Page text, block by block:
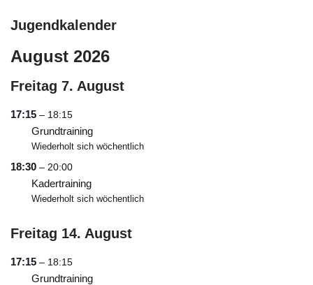
Jugendkalender
August 2026
Freitag 7. August
17:15 – 18:15
Grundtraining
Wiederholt sich wöchentlich
18:30 – 20:00
Kadertraining
Wiederholt sich wöchentlich
Freitag 14. August
17:15 – 18:15
Grundtraining